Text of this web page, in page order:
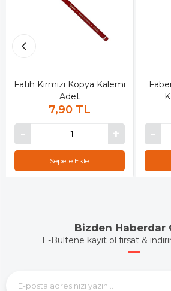
Fatih Kırmızı Kopya Kalemi
Adet
7,90 TL
Sepete Ekle
Bizden Haberdar
E-Bültene kayıt ol fırsat &